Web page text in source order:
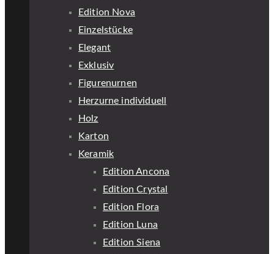
Edition Nova
Einzelstücke
Elegant
Exklusiv
Figurenurnen
Herzurne individuell
Holz
Karton
Keramik
Edition Ancona
Edition Crystal
Edition Flora
Edition Luna
Edition Siena